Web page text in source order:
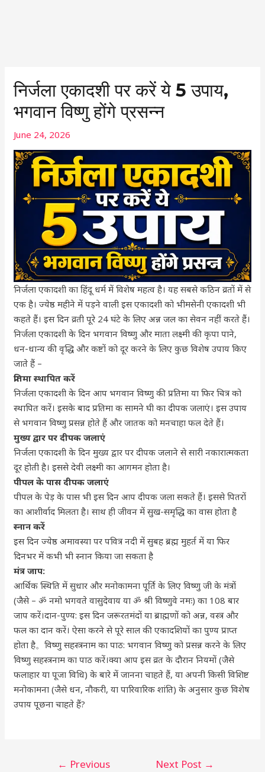
निर्जला एकादशी पर करें ये 5 उपाय,
भगवान विष्णु होंगे प्रसन्न
June 24, 2026
निर्जला एकादशी का हिंदू धर्म में विशेष महत्व है। यह सबसे कठिन व्रतों में से
एक है। ज्येष्ठ महीने में पड़ने वाली इस एकादशी को भीमसेनी एकादशी भी
कहते हैं। इस दिन व्रती पूरे 24 घंटे के लिए अन्न जल का सेवन नहीं करते हैं।
निर्जला एकादशी के दिन भगवान विष्णु और माता लक्ष्मी की कृपा पाने,
धन-धान्य की वृद्धि और कष्टों को दूर करने के लिए कुछ विशेष उपाय किए
जाते हैं –
प्रतिमा स्थापित करें
निर्जला एकादशी के दिन आप भगवान विष्णु की प्रतिमा या फिर चित्र को
स्थापित करें। इसके बाद प्रतिमा क सामने घी का दीपक जलाएं। इस उपाय
से भगवान विष्णु प्रसन्न होते हैं और जातक को मनचाहा फल देते हैं।
मुख्य द्वार पर दीपक जलाएं
निर्जला एकादशी के दिन मुख्य द्वार पर दीपक जलाने से सारी नकारात्मकता
दूर होती है। इससे देवी लक्ष्मी का आगमन होता है।
पीपल के पास दीपक जलाएं
पीपल के पेड़ के पास भी इस दिन आप दीपक जला सकते हैं। इससे पितरों
का आशीर्वाद मिलता है। साथ ही जीवन में सुख-समृद्धि का वास होता है
स्नान करें
इस दिन ज्येष्ठ अमावस्या पर पवित्र नदी में सुबह ब्रह्म मुहर्त में या फिर
दिनभर में कभी भी स्नान किया जा सकता है
मंत्र जाप:
आर्थिक स्थिति में सुधार और मनोकामना पूर्ति के लिए विष्णु जी के मंत्रों
(जैसे – ॐ नमो भगवते वासुदेवाय या ॐ श्री विष्णुवे नमः) का 108 बार
जाप करें।दान-पुण्य: इस दिन जरूरतमंदों या ब्राह्मणों को अन्न, वस्त्र और
फल का दान करें। ऐसा करने से पूरे साल की एकादशियों का पुण्य प्राप्त
होता है。विष्णु सहस्त्रनाम का पाठ: भगवान विष्णु को प्रसन्न करने के लिए
विष्णु सहस्त्रनाम का पाठ करें।क्या आप इस व्रत के दौरान नियमों (जैसे
फलाहार या पूजा विधि) के बारे में जानना चाहते हैं, या अपनी किसी विशिष्ट
मनोकामना (जैसे धन, नौकरी, या पारिवारिक शांति) के अनुसार कुछ विशेष
उपाय पूछना चाहते हैं?
← Previous
Next Post →